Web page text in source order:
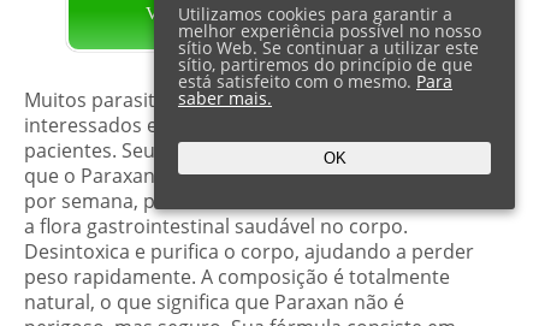
VISITE O PÁGINA OFICIAL
Muitos parasitologistas profissionais estão
interessados ​​em recomendar as cápsulas aos seus
pacientes. Seu feedback de especialistas afirma
que o Paraxan funciona 24 horas por dia, 7 dias
por semana, para aumentar a imunidade e manter
a flora gastrointestinal saudável no corpo.
Desintoxica e purifica o corpo, ajudando a perder
peso rapidamente. A composição é totalmente
natural, o que significa que Paraxan não é
Utilizamos cookies para garantir a
melhor experiência possível no nosso
sítio Web. Se continuar a utilizar este
sítio, partiremos do princípio de que
está satisfeito com o mesmo. Para
saber mais.
OK